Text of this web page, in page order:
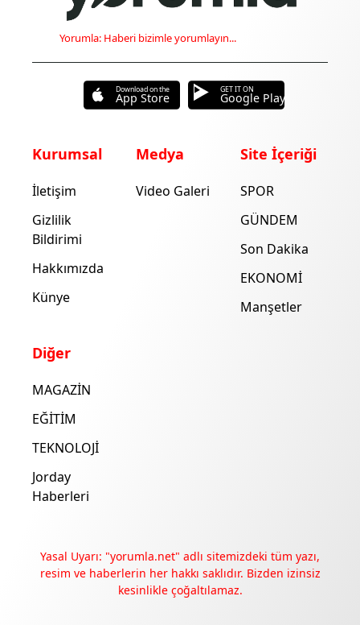
Yorumla: Haberi bizimle yorumlayın...
Download on the
App Store
GET IT ON
Google Play
Kurumsal
İletişim
Gizlilik
Bildirimi
Hakkımızda
Künye
Medya
Video Galeri
Site İçeriği
SPOR
GÜNDEM
Son Dakika
EKONOMİ
Manşetler
Diğer
MAGAZİN
EĞİTİM
TEKNOLOJİ
Jorday
Haberleri
Yasal Uyarı: "yorumla.net" adlı sitemizdeki tüm yazı,
resim ve haberlerin her hakkı saklıdır. Bizden izinsiz
kesinlikle çoğaltılamaz.